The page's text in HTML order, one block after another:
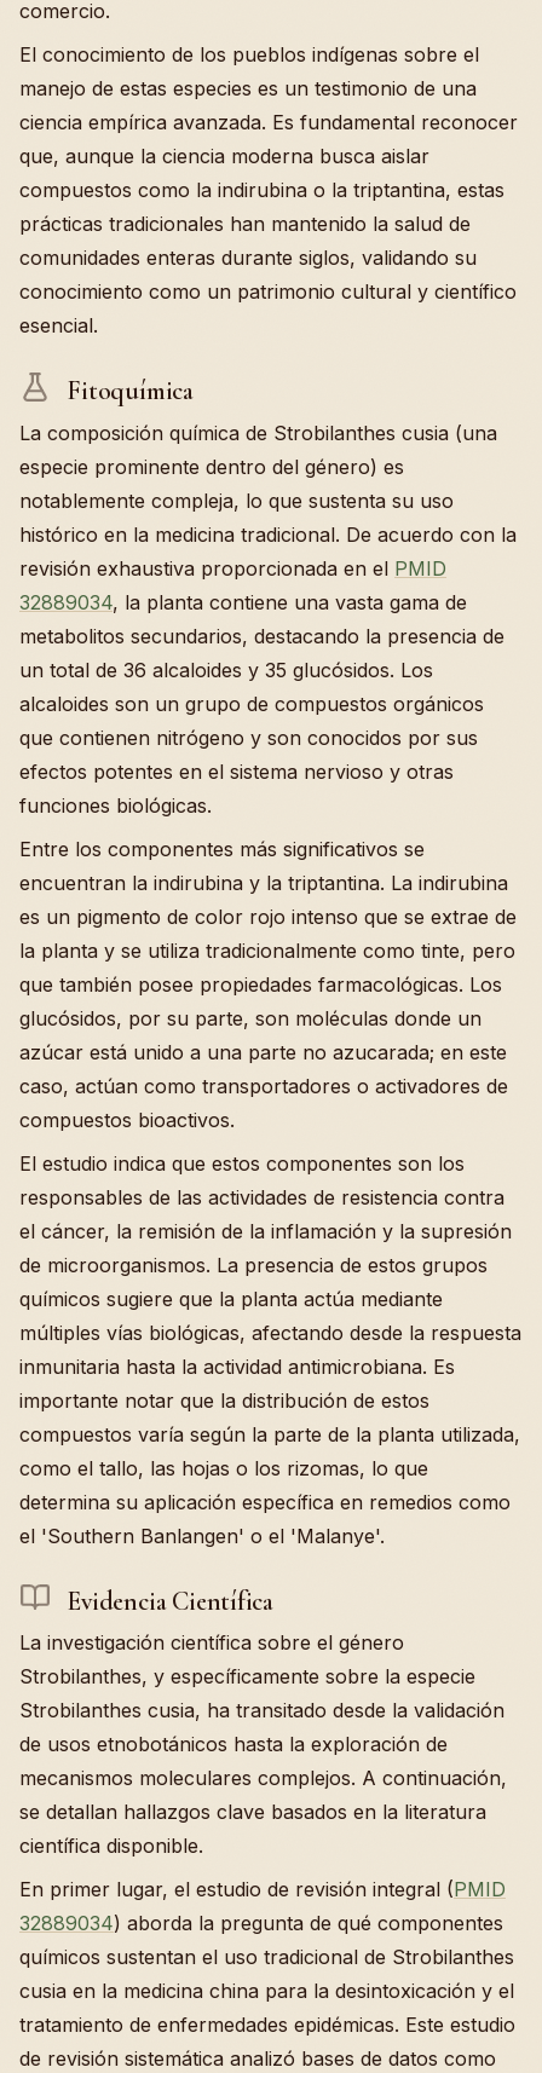
comercio.
El conocimiento de los pueblos indígenas sobre el
manejo de estas especies es un testimonio de una
ciencia empírica avanzada. Es fundamental reconocer
que, aunque la ciencia moderna busca aislar
compuestos como la indirubina o la triptantina, estas
prácticas tradicionales han mantenido la salud de
comunidades enteras durante siglos, validando su
conocimiento como un patrimonio cultural y científico
esencial.
Fitoquímica
La composición química de Strobilanthes cusia (una
especie prominente dentro del género) es
notablemente compleja, lo que sustenta su uso
histórico en la medicina tradicional. De acuerdo con la
revisión exhaustiva proporcionada en el PMID
32889034, la planta contiene una vasta gama de
metabolitos secundarios, destacando la presencia de
un total de 36 alcaloides y 35 glucósidos. Los
alcaloides son un grupo de compuestos orgánicos
que contienen nitrógeno y son conocidos por sus
efectos potentes en el sistema nervioso y otras
funciones biológicas.
Entre los componentes más significativos se
encuentran la indirubina y la triptantina. La indirubina
es un pigmento de color rojo intenso que se extrae de
la planta y se utiliza tradicionalmente como tinte, pero
que también posee propiedades farmacológicas. Los
glucósidos, por su parte, son moléculas donde un
azúcar está unido a una parte no azucarada; en este
caso, actúan como transportadores o activadores de
compuestos bioactivos.
El estudio indica que estos componentes son los
responsables de las actividades de resistencia contra
el cáncer, la remisión de la inflamación y la supresión
de microorganismos. La presencia de estos grupos
químicos sugiere que la planta actúa mediante
múltiples vías biológicas, afectando desde la respuesta
inmunitaria hasta la actividad antimicrobiana. Es
importante notar que la distribución de estos
compuestos varía según la parte de la planta utilizada,
como el tallo, las hojas o los rizomas, lo que
determina su aplicación específica en remedios como
el 'Southern Banlangen' o el 'Malanye'.
Evidencia Científica
La investigación científica sobre el género
Strobilanthes, y específicamente sobre la especie
Strobilanthes cusia, ha transitado desde la validación
de usos etnobotánicos hasta la exploración de
mecanismos moleculares complejos. A continuación,
se detallan hallazgos clave basados en la literatura
científica disponible.
En primer lugar, el estudio de revisión integral (PMID
32889034) aborda la pregunta de qué componentes
químicos sustentan el uso tradicional de Strobilanthes
cusia en la medicina china para la desintoxicación y el
tratamiento de enfermedades epidémicas. Este estudio
de revisión sistemática analizó bases de datos como